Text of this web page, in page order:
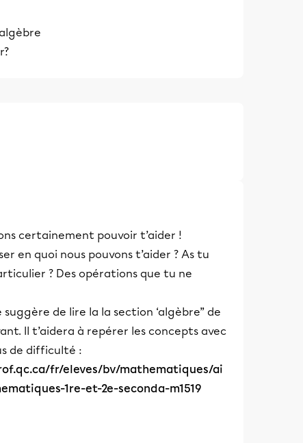
certainement pouvoir t’aider !
en quoi nous pouvons t’aider ? As tu
? Des opérations que tu ne
de lire la la section ‘algèbre” de
Il t’aidera à repérer les concepts avec
de difficulté :
fr/eleves/bv/mathematiques/ai
1re-et-2e-seconda-m1519